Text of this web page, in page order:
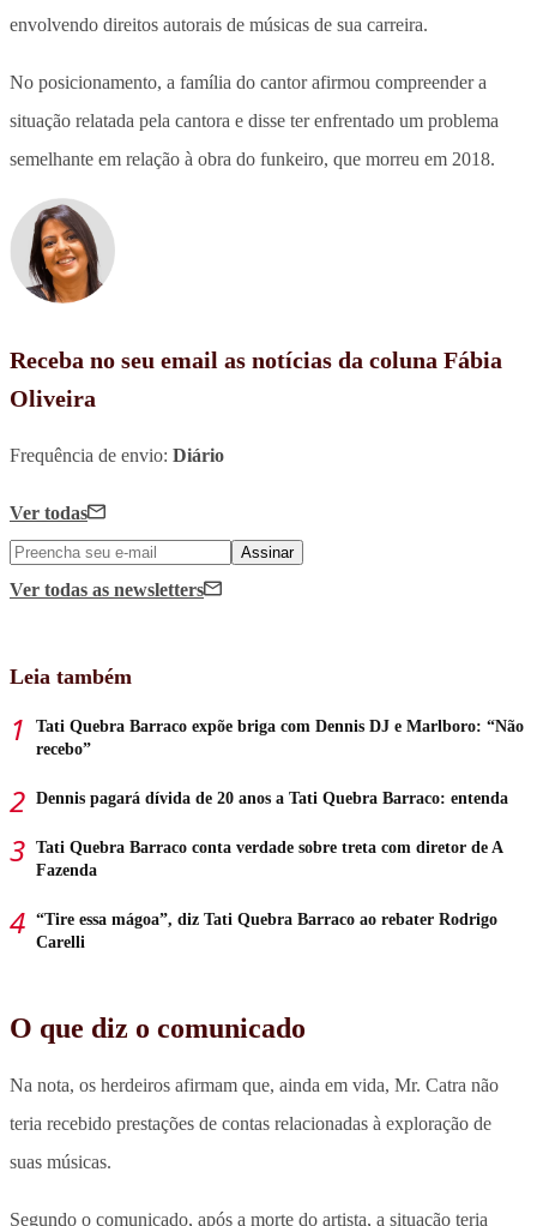
envolvendo direitos autorais de músicas de sua carreira.
No posicionamento, a família do cantor afirmou compreender a
situação relatada pela cantora e disse ter enfrentado um problema
semelhante em relação à obra do funkeiro, que morreu em 2018.
Receba no seu email as notícias da coluna Fábia
Oliveira
Frequência de envio: Diário
Ver todas
Assinar
Ver todas as newsletters
Leia também
Tati Quebra Barraco expõe briga com Dennis DJ e Marlboro: “Não
recebo”
Dennis pagará dívida de 20 anos a Tati Quebra Barraco: entenda
Tati Quebra Barraco conta verdade sobre treta com diretor de A
Fazenda
“Tire essa mágoa”, diz Tati Quebra Barraco ao rebater Rodrigo
Carelli
O que diz o comunicado
Na nota, os herdeiros afirmam que, ainda em vida, Mr. Catra não
teria recebido prestações de contas relacionadas à exploração de
suas músicas.
Segundo o comunicado, após a morte do artista, a situação teria